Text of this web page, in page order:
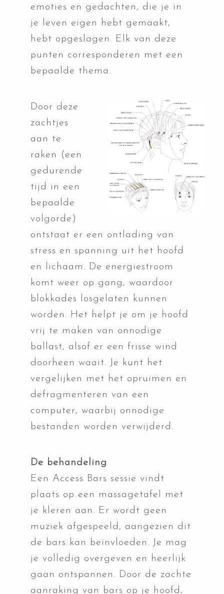
emoties en gedachten, die je in
je leven eigen hebt gemaakt,
hebt opgeslagen. Elk van deze
punten corresponderen met een
bepaalde thema.
Door deze
zachtjes
aan te
raken (een
gedurende
tijd in een
bepaalde
volgorde)
ontstaat er een ontlading van
stress en spanning uit het hoofd
en lichaam. De energiestroom
komt weer op gang, waardoor
blokkades losgelaten kunnen
worden. Het helpt je om je hoofd
vrij te maken van onnodige
ballast, alsof er een frisse wind
doorheen waait. Je kunt het
vergelijken met het opruimen en
defragmenteren van een
computer, waarbij onnodige
bestanden worden verwijderd.
De behandeling
Een Access Bars sessie vindt
plaats op een massagetafel met
je kleren aan. Er wordt geen
muziek afgespeeld, aangezien dit
de bars kan beïnvloeden. Je mag
je volledig overgeven en heerlijk
gaan ontspannen. Door de zachte
aanraking van bars op je hoofd,